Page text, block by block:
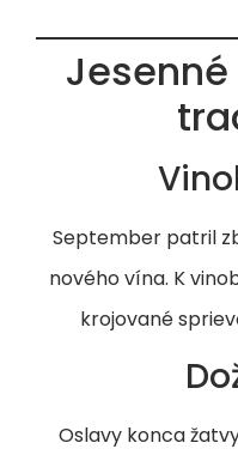
September patril
nového vína. K
krojované
Oslavy konca